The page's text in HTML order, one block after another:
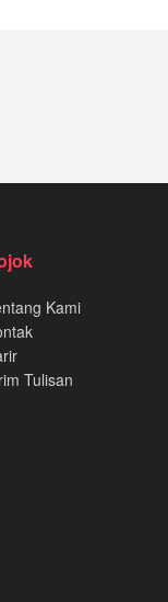
Kami
Tulisan